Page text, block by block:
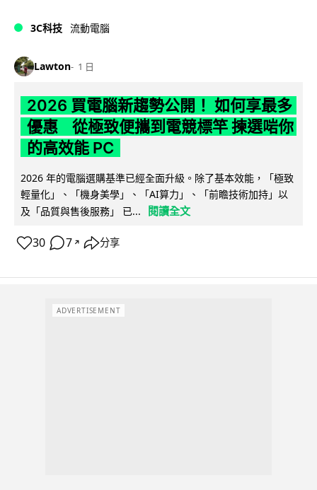
3C科技 流動電腦
Lawton 1 日
2026 買電腦新趨勢公開！ 如何享最多
優惠 從極致便攜到電競標竿 揀選啱你
的高效能 PC
2026 年的電腦選購基準已經全面升級。除了基本效能，「極致
輕量化」、「機身美學」、「AI算力」、「前瞻技術加持」以
及「品質與售後服務」 已...
閱讀全文
30 7 ↗ 分享
ADVERTISEMENT